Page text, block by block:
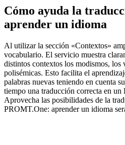
Cómo ayuda la
aprender un idioma
Al utilizar la sección «Contextos»
vocabulario. El servicio muestra
distintos contextos los modismos, los
polisémicas. Esto facilita el
palabras nuevas teniendo en cuenta
tiempo una traducción correcta en
Aprovecha las posibilidades de la
PROMT.One: aprender un idioma